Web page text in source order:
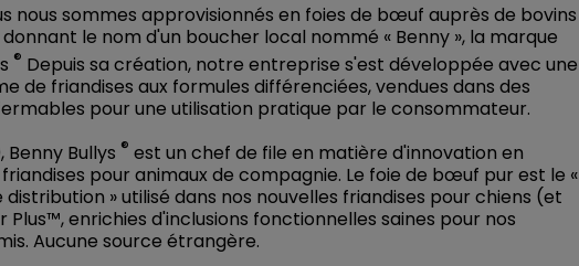
nous sommes approvisionnés en foies de bœuf auprès de bovins
donnant le nom d'un boucher local nommé « Benny », la marque
® Depuis sa création, notre entreprise s'est développée avec une
de friandises aux formules différenciées, vendues dans des
pour une utilisation pratique par le consommateur.
Benny Bullys ® est un chef de file en matière d'innovation en
pour animaux de compagnie. Le foie de bœuf pur est le «
» utilisé dans nos nouvelles friandises pour chiens (et
Plus™, enrichies d'inclusions fonctionnelles saines pour nos
Aucune source étrangère.